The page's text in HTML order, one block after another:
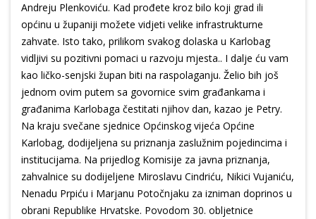
Andreju Plenkoviću. Kad prođete kroz bilo koji grad ili
općinu u županiji možete vidjeti velike infrastrukturne
zahvate. Isto tako, prilikom svakog dolaska u Karlobag
vidljivi su pozitivni pomaci u razvoju mjesta.. I dalje ću vam
kao ličko-senjski župan biti na raspolaganju. Želio bih još
jednom ovim putem sa govornice svim građankama i
građanima Karlobaga čestitati njihov dan, kazao je Petry.
Na kraju svečane sjednice Općinskog vijeća Općine
Karlobag, dodijeljena su priznanja zaslužnim pojedincima i
institucijama. Na prijedlog Komisije za javna priznanja,
zahvalnice su dodijeljene Miroslavu Cindriću, Nikici Vujaniću,
Nenadu Prpiću i Marjanu Potočnjaku za izniman doprinos u
obrani Republike Hrvatske. Povodom 30. obljetnice